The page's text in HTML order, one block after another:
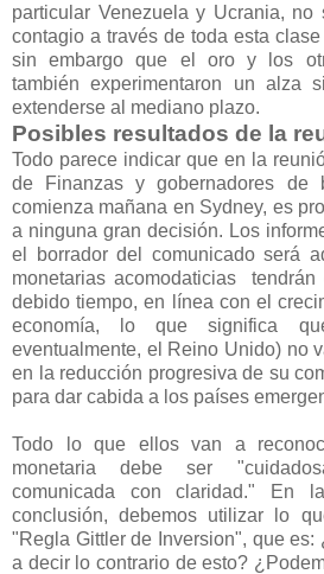
particular Venezuela y Ucrania, no
contagio a través de toda esta
sin embargo que el oro y los
también experimentaron un alza
extenderse al mediano plazo.
Posibles resultados de la
Todo parece indicar que en la
de Finanzas y gobernadores de
comienza mañana en Sydney, es
a ninguna gran decisión. Los
el borrador del comunicado será
monetarias acomodaticias
debido tiempo, en línea con el
economía, lo que significa
eventualmente, el Reino Unido) no
en la reducción progresiva de su
para dar cabida a los países
Todo lo que ellos van a
monetaria debe ser
comunicada con claridad." En
conclusión, debemos utilizar lo
"Regla Gittler de Inversion", que
a decir lo contrario de esto?